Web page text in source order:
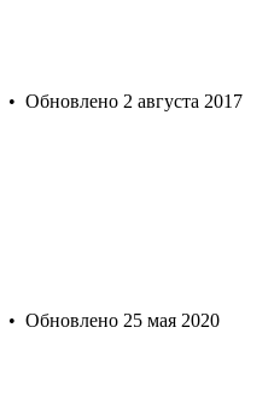
• Обновлено 2 августа 2017
• Обновлено 25 мая 2020